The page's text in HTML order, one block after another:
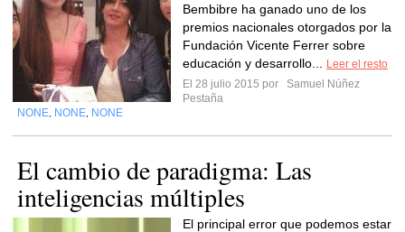
Bembibre ha ganado uno de los
premios nacionales otorgados por la
Fundación Vicente Ferrer sobre
educación y desarrollo...
Leer el resto
El 28 julio 2015 por
Samuel Núñez
Pestaña
NONE NONE NONE
El cambio de paradigma: Las
inteligencias múltiples
El principal error que podemos estar